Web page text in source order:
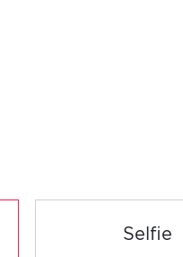
Selfie